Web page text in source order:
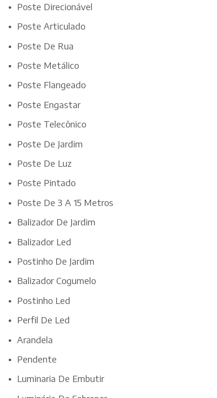
Poste Direcionável
Poste Articulado
Poste De Rua
Poste Metálico
Poste Flangeado
Poste Engastar
Poste Telecônico
Poste De Jardim
Poste De Luz
Poste Pintado
Poste De 3 A 15 Metros
Balizador De Jardim
Balizador Led
Postinho De Jardim
Balizador Cogumelo
Postinho Led
Perfil De Led
Arandela
Pendente
Luminaria De Embutir